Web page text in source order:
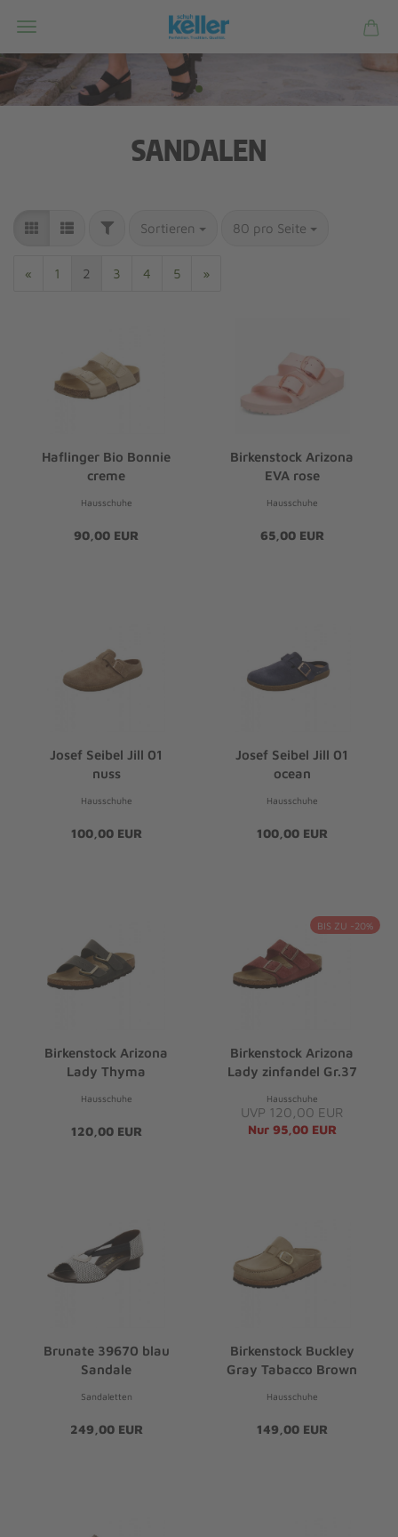
SANDALEN
Sortieren 80 pro Seite
« 1 2 3 4 5 »
Haflinger Bio Bonnie
creme
Hausschuhe
90,00 EUR
Birkenstock Arizona
EVA rose
Hausschuhe
65,00 EUR
Josef Seibel Jill 01
nuss
Hausschuhe
100,00 EUR
Josef Seibel Jill 01
ocean
Hausschuhe
100,00 EUR
Birkenstock Arizona
Lady Thyma
Hausschuhe
120,00 EUR
BIS ZU -20%
Birkenstock Arizona
Lady zinfandel Gr.37
Hausschuhe
UVP 120,00 EUR
Nur 95,00 EUR
Brunate 39670 blau
Sandale
Sandaletten
249,00 EUR
Birkenstock Buckley
Gray Tabacco Brown
Hausschuhe
149,00 EUR